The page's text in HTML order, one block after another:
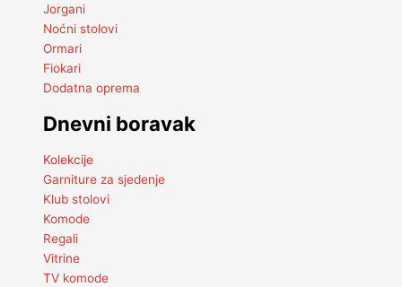
Jorgani
Noćni stolovi
Ormari
Fiokari
Dodatna oprema
Dnevni boravak
Kolekcije
Garniture za sjedenje
Klub stolovi
Komode
Regali
Vitrine
TV komode